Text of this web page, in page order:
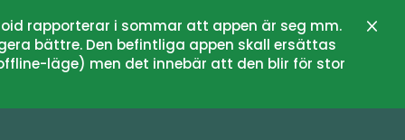
rapporterar i sommar att appen är seg mm.
bättre. Den befintliga appen skall ersättas
läge) men det innebär att den blir för stor